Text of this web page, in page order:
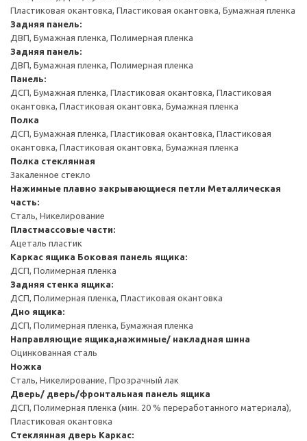
Пластиковая окантовка, Пластиковая окантовка, Бумажная пленка
Задняя панель:
ДВП, Бумажная пленка, Полимерная пленка
Задняя панель:
ДВП, Бумажная пленка, Полимерная пленка
Панель:
ДСП, Бумажная пленка, Пластиковая окантовка, Пластиковая
окантовка, Пластиковая окантовка, Бумажная пленка
Полка
ДСП, Бумажная пленка, Пластиковая окантовка, Пластиковая
окантовка, Пластиковая окантовка, Бумажная пленка
Полка стеклянная
Закаленное стекло
Нажимные плавно закрывающиеся петли Металлическая
часть:
Сталь, Никелирование
Пластмассовые части:
Ацеталь пластик
Каркас ящика Боковая панель ящика:
ДСП, Полимерная пленка
Задняя стенка ящика:
ДСП, Полимерная пленка, Пластиковая окантовка
Дно ящика:
ДСП, Полимерная пленка, Бумажная пленка
Направляющие ящика,нажимные/ накладная шина
Оцинкованная сталь
Ножка
Сталь, Никелирование, Прозрачный лак
Дверь/ дверь/фронтальная панель ящика
ДСП, Полимерная пленка (мин. 20 % переработанного материала),
Пластиковая окантовка
Стеклянная дверь Каркас: